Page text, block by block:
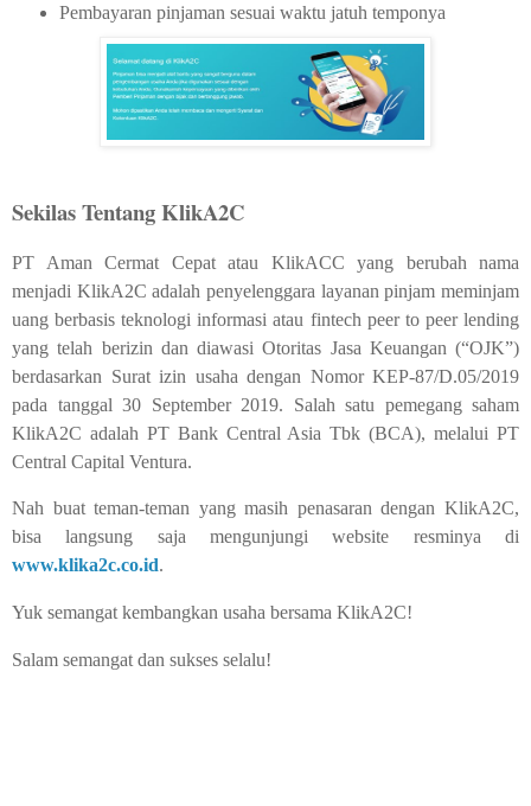
Pembayaran pinjaman sesuai waktu jatuh temponya
Sekilas Tentang KlikA2C
PT Aman Cermat Cepat atau KlikACC yang berubah nama
menjadi KlikA2C adalah penyelenggara layanan pinjam meminjam
uang berbasis teknologi informasi atau fintech peer to peer lending
yang telah berizin dan diawasi Otoritas Jasa Keuangan (“OJK”)
berdasarkan Surat izin usaha dengan Nomor KEP-87/D.05/2019
pada tanggal 30 September 2019. Salah satu pemegang saham
KlikA2C adalah PT Bank Central Asia Tbk (BCA), melalui PT
Central Capital Ventura.
Nah buat teman-teman yang masih penasaran dengan KlikA2C,
bisa langsung saja mengunjungi website resminya di
www.klika2c.co.id.
Yuk semangat kembangkan usaha bersama KlikA2C!
Salam semangat dan sukses selalu!